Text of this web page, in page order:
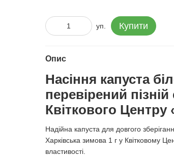
уп. Купити
Опис
Насіння капуста
перевірений
Квіткового Центру
Надійна капуста для довгого
Харківська зимова 1 г у Квітковому
властивості.